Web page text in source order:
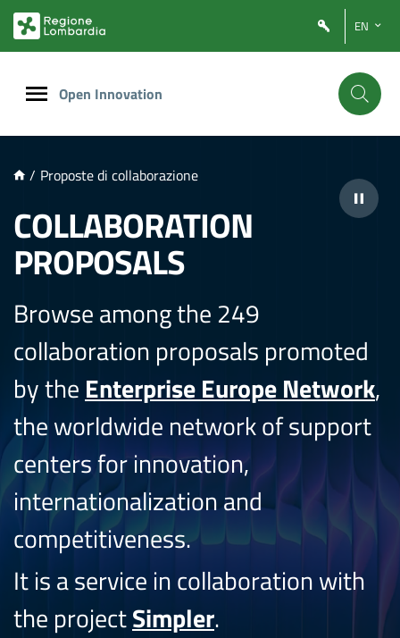
PRINCIPALE
EN
Open Innovation
/ Proposte di collaborazione
COLLABORATION
PROPOSALS
Browse among the 249
collaboration proposals promoted
by the Enterprise Europe Network,
the worldwide network of support
centers for innovation,
internationalization and
competitiveness.
It is a service in collaboration with
the projectSimpler.